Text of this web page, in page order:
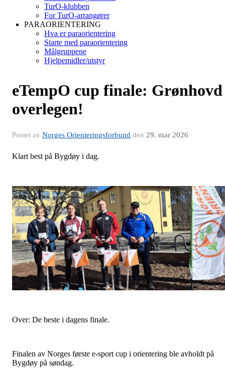
TurO-klubben
For TurO-arrangører
PARAORIENTERING
Hva er paraorientering
Starte med paraorientering
Målgruppene
Hjelpemidler/utstyr
eTempO cup finale: Grønhovd
overlegen!
Postet av Norges Orienteringsforbund den 29. mar 2026
Klart best på Bygdøy i dag.
Over: De beste i dagens finale.
Finalen av Norges første e-sport cup i orientering ble avholdt på
Bygdøy på søndag.